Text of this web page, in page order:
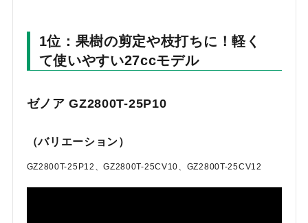
1位：果樹の剪定や枝打ちに！軽く
て使いやすい27ccモデル
ゼノア GZ2800T-25P10
（バリエーション）
GZ2800T-25P12、GZ2800T-25CV10、GZ2800T-25CV12